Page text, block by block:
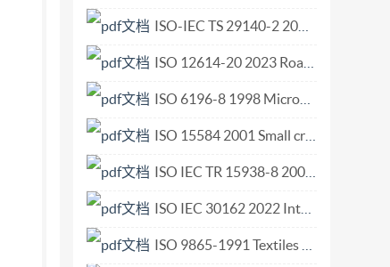
、毒性和类似的危险· 附录 参考文献 GB
全》由若干部分组成，第1部分为通用要
一2005”； b）用小数点“.”代替用
求》。 本部分与GB4706.69一2003的主要
控键”。 增加了规范性引用文件； 3.6.2增
式进行了修改。 15.2增加了“还需用含约
入第15章考核。 一删除了GB4706.69—
本部分起草单位：宁波市产品质量监督检
宗峰、葛丰亮。 本部分历次版本的发布情
是由各国家电工委员会（IEC国家委员会）
ISO-IEC TS 29140-2 2011 Information technology for learning education and training -- Nomadicity and mobile technologies -- Part 2 Learner information model for mobile learning.pdf
ISO 12614-20 2023 Road vehicles Liquefied natural gas (LNG) fuel system components Part 20 Flexible fuel or vent lines.pdf
ISO 6196-8 1998 Micrographics — Vocabulary — Part 8 Use.pdf
ISO 15584 2001 Small craft — Inboard petrol engines — Engine-mounted fuel and electrical components.pdf
ISO IEC TR 15938-8 2002 Information technology — Multimedia content description interface — Part 8 Extraction and use of MPEG-7 descriptions.pdf
ISO IEC 30162 2022 Internet of Things (IoT) — Compatibility requirements and model f.pdf
ISO 9865-1991 Textiles - Determination of Water Repellency of Fabrics by the Bundesmann Rain-Shower Test.pdf